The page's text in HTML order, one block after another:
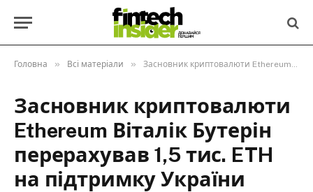
Головна » Всі матеріали » Засновник криптовалюти Ethereum Віталік Бутерін перерахував 1,5 тис. ETH на підтримку України
Засновник криптовалюти
Ethereum Віталік Бутерін
перерахував 1,5 тис. ETH
на підтримку України